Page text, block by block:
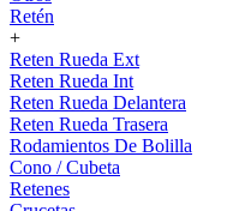
Retén
+
Reten Rueda Ext
Reten Rueda Int
Reten Rueda Delantera
Reten Rueda Trasera
Rodamientos De Bolilla
Cono / Cubeta
Retenes